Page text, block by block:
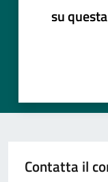
su
Contatta il